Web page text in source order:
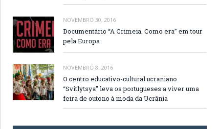
NOVEMBRO 30, 2016
Documentário “A Crimeia. Como era” em tour
pela Europa
NOVEMBRO 8, 2016
O centro educativo-cultural ucraniano
“Svitlytsya” leva os portugueses a viver uma
feira de outono à moda da Ucrânia